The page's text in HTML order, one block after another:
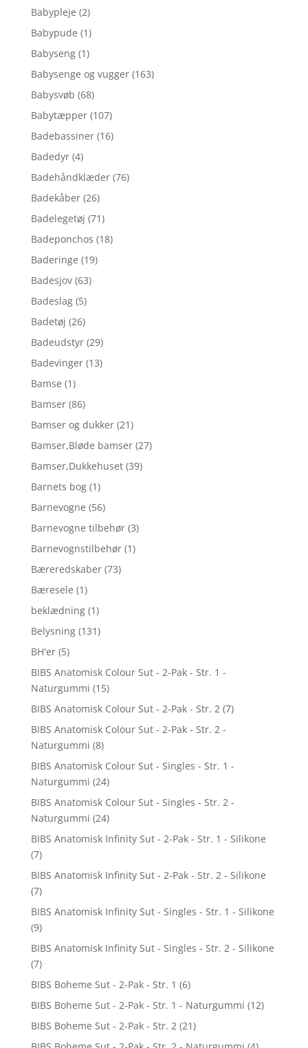
Babypleje (2)
Babypude (1)
Babyseng (1)
Babysenge og vugger (163)
Babysvøb (68)
Babytæpper (107)
Badebassiner (16)
Badedyr (4)
Badehåndklæder (76)
Badekåber (26)
Badelegetøj (71)
Badeponchos (18)
Baderinge (19)
Badesjov (63)
Badeslag (5)
Badetøj (26)
Badeudstyr (29)
Badevinger (13)
Bamse (1)
Bamser (86)
Bamser og dukker (21)
Bamser,Bløde bamser (27)
Bamser,Dukkehuset (39)
Barnets bog (1)
Barnevogne (56)
Barnevogne tilbehør (3)
Barnevognstilbehør (1)
Bæreredskaber (73)
Bæresele (1)
beklædning (1)
Belysning (131)
BH'er (5)
BIBS Anatomisk Colour Sut - 2-Pak - Str. 1 -
Naturgummi (15)
BIBS Anatomisk Colour Sut - 2-Pak - Str. 2 (7)
BIBS Anatomisk Colour Sut - 2-Pak - Str. 2 -
Naturgummi (8)
BIBS Anatomisk Colour Sut - Singles - Str. 1 -
Naturgummi (24)
BIBS Anatomisk Colour Sut - Singles - Str. 2 -
Naturgummi (24)
BIBS Anatomisk Infinity Sut - 2-Pak - Str. 1 - Silikone
(7)
BIBS Anatomisk Infinity Sut - 2-Pak - Str. 2 - Silikone
(7)
BIBS Anatomisk Infinity Sut - Singles - Str. 1 - Silikone
(9)
BIBS Anatomisk Infinity Sut - Singles - Str. 2 - Silikone
(7)
BIBS Boheme Sut - 2-Pak - Str. 1 (6)
BIBS Boheme Sut - 2-Pak - Str. 1 - Naturgummi (12)
BIBS Boheme Sut - 2-Pak - Str. 2 (21)